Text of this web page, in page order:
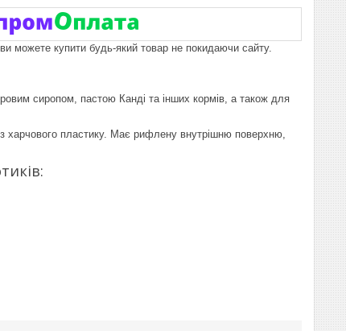
можете купити будь-який товар не покидаючи сайту.
сиропом, пастою Канді та інших кормів, а також для
харчового пластику. Має рифлену внутрішню поверхню,